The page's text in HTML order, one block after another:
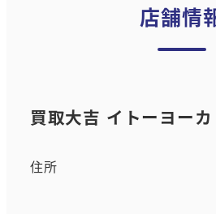
店舗情
買取大吉 イトーヨー
住所